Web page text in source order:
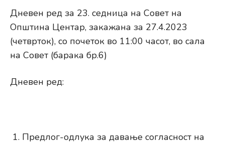
Дневен ред за 23. седница на Совет на
Општина Центар, закажана за 27.4.2023
(четврток), со почеток во 11:00 часот, во сала
на Совет (барака бр.6)
Дневен ред:
Предлог-одлука за давање согласност на